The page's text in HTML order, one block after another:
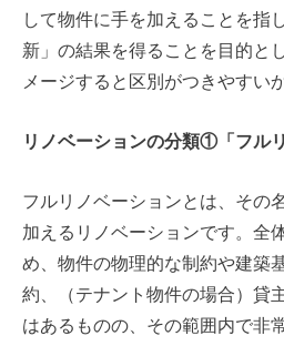
して物件に手を加えることを指
新」の結果を得ることを目的と
メージすると区別がつきやすい
リノベーションの分類①「フル
フルリノベーションとは、その
加えるリノベーションです。全
め、物件の物理的な制約や建築
約、（テナント物件の場合）貸
はあるものの、その範囲内で非